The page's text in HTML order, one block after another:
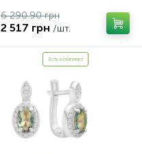
6 290.90 грн
2 517 грн /шт.
Есть комплект